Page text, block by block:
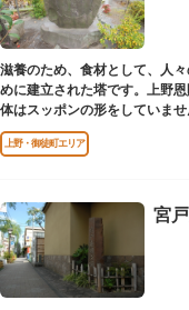
滋養のため、食材として、人
めに建立された塔です。上野
体はスッポンの形をしていませ
上野・御徒町エリア
宮